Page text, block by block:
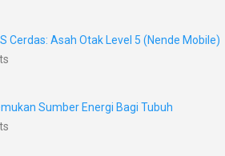
Cerdas: Asah Otak Level 5 (Nende Mobile)
Sumber Energi Bagi Tubuh